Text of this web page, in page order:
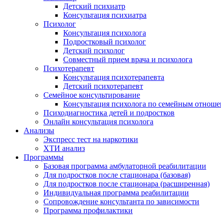
Детский психиатр
Консультация психиатра
Психолог
Консультация психолога
Подростковый психолог
Детский психолог
Совместный прием врача и психолога
Психотерапевт
Консультация психотерапевта
Детский психотерапевт
Семейное консультирование
Консультация психолога по семейным
Психодиагностика детей и подростков
Онлайн консультация психолога
Анализы
Экспресс тест на наркотики
ХТИ анализ
Программы
Базовая программа амбулаторной реабилитации
Для подростков после стационара (базовая)
Для подростков после стационара (расширенная)
Индивидуальная программа реабилитации
Сопровождение консультанта по зависимости
Программа профилактики